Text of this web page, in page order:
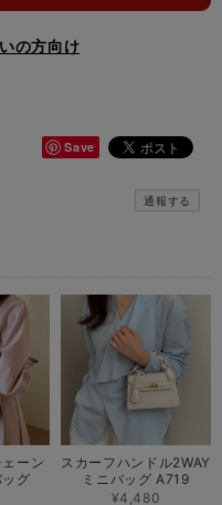
の方向け
Save
通報する
ーン
グ
スカーフハンドル2WAY
ミニバッグ A719
¥4,480